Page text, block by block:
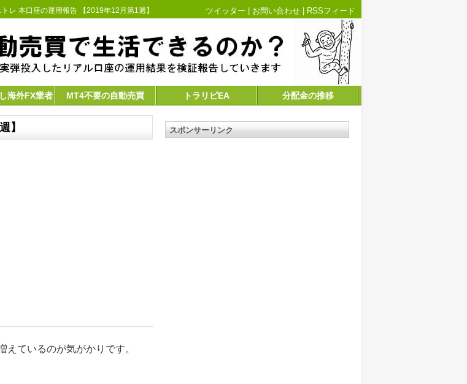
レ 本口座の運用報告 【2019年12月第1週】 ツイッター お問い合わせ RSSフィード
海外FX業者 MT4不要の自動売買 トラリピEA 分配金の推移
】
ているのが気がかりです。
スポンサーリンク